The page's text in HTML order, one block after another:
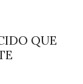
QUE